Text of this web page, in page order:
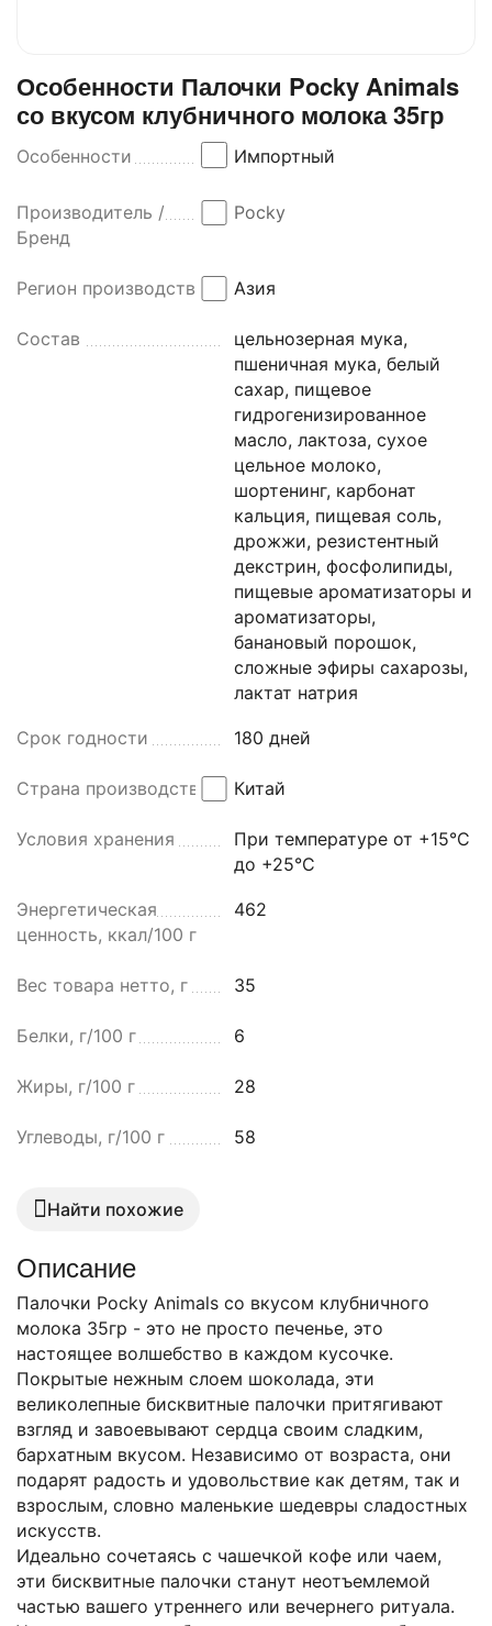
Особенности Палочки Pocky Animals
со вкусом клубничного молока 35гр
Особенности Импортный
Производитель /
Бренд
Pocky
Регион производства Азия
Состав
цельнозерная мука,
пшеничная мука, белый
сахар, пищевое
гидрогенизированное
масло, лактоза, сухое
цельное молоко,
шортенинг, карбонат
кальция, пищевая соль,
дрожжи, резистентный
декстрин, фосфолипиды,
пищевые ароматизаторы и
ароматизаторы,
банановый порошок,
сложные эфиры сахарозы,
лактат натрия
Срок годности 180 дней
Страна производства Китай
Условия хранения
При температуре от +15°C
до +25°C
Энергетическая
ценность, ккал/100 г
462
Вес товара нетто, г 35
Белки, г/100 г 6
Жиры, г/100 г 28
Углеводы, г/100 г 58
Найти похожие
Описание
Палочки Pocky Animals со вкусом клубничного
молока 35гр - это не просто печенье, это
настоящее волшебство в каждом кусочке.
Покрытые нежным слоем шоколада, эти
великолепные бисквитные палочки притягивают
взгляд и завоевывают сердца своим сладким,
бархатным вкусом. Независимо от возраста, они
подарят радость и удовольствие как детям, так и
взрослым, словно маленькие шедевры сладостных
искусств.
Идеально сочетаясь с чашечкой кофе или чаем,
эти бисквитные палочки станут неотъемлемой
частью вашего утреннего или вечернего ритуала.